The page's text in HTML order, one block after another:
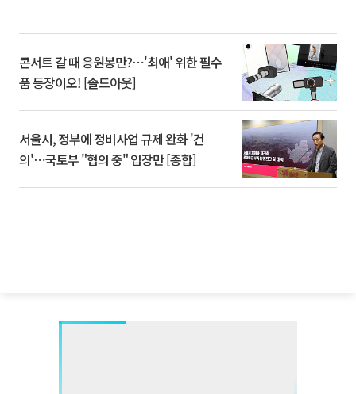
콘서트 갈 때 응원봉만?⋯'최애' 위한 필수
품 등장이오! [솔드아웃]
서울시, 정부에 정비사업 규제 완화 '건
의'⋯국토부 "협의 중" 입장만 [종합]